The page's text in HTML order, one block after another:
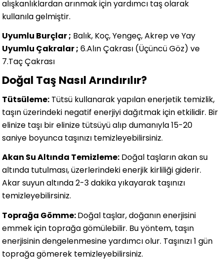
alışkanlıklardan arınmak için yardımcı taş olarak
kullanıla gelmiştir.
Uyumlu Burçlar ; Balık, Koç, Yengeç, Akrep ve Yay
Uyumlu Çakralar ; 6.Alın Çakrası (Üçüncü Göz) ve
7.Taç Çakrası
Doğal Taş Nasıl Arındırılır?
Tütsüleme: Tütsü kullanarak yapılan enerjetik temizlik,
taşın üzerindeki negatif enerjiyi dağıtmak için etkilidir. Bir
elinize taşı bir elinize tütsüyü alıp dumanıyla 15-20
saniye boyunca taşınızı temizleyebilirsiniz.
Akan Su Altında Temizleme: Doğal taşların akan su
altında tutulması, üzerlerindeki enerjik kirliliği giderir.
Akar suyun altında 2-3 dakika yıkayarak taşınızı
temizleyebilirsiniz.
Toprağa Gömme:Doğal taşlar, doğanın enerjisini
emmek için toprağa gömülebilir. Bu yöntem, taşın
enerjisinin dengelenmesine yardımcı olur. Taşınızı 1 gün
toprağa gömerek temizleyebilirsiniz.